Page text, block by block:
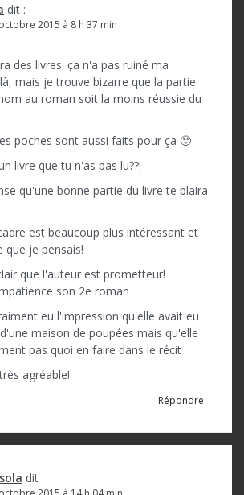
dit :
2015 à 8 h 37 min
des livres: ça n'a pas ruiné ma
mais je trouve bizarre que la partie
au roman soit la moins réussie du
poches sont aussi faits pour ça 🙂
livre que tu n'as pas lu??!
qu'une bonne partie du livre te plaira
est beaucoup plus intéressant et
que je pensais!
que l'auteur est prometteur!
son 2e roman
eu l'impression qu'elle avait eu
maison de poupées mais qu'elle
pas quoi en faire dans le récit
agréable!
Répondre
dit :